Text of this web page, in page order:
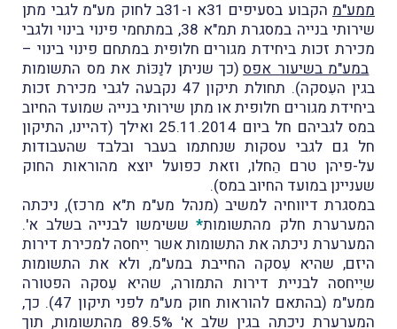
ממע"מ
הקבוע בסעיפים 31א ו-31ב לחוק מע"מ לגבי מתן
שירותי בנייה במסגרת תמ"א 38, במתחמי פינוי בינוי ולגבי
מכירת זכות ביחידת מגורים חלופית במתחם פינוי בינוי –
במע"מ בשיעור אפס(כך שניתן לנַכּוֹת את מס התשומות
בגין העִסקה). תחולת תיקון 47 נקבעה לגבי מכירת זכות
ביחידת מגורים חלופית או מתן שירותי בנייה שמועד החיוב
במס לגביהם חל ביום 25.11.2014 ואילך (דהיינו, התיקון
חל גם לגבי עסקות שנחתמו בעבר ובלבד שהעבודות
על-פיהן טרם הֵחלו, וזאת כפועל יוצא מהוראות החוק
שעניינן במועד החיוב במס).
במסגרת דיווחיה למשיב (מנהל מע"מ ת"א מרכז), ניכתה
המערערת חלק מהתשומות* ששימשו לבנייה בשלב א'.
המערערת ניכתה את התשומות אשר יִיחסה למכירת דירות
היזם, שהיא עִסקה החייבת במע"מ, ולא את התשומות
שיִיחסה לבניית דירות התמורה, שהיא עִסקה הפטורה
ממע"מ (בהתאם להוראות חוק מע"מ לפני תיקון 47). כך,
המערערת ניכתה בגין שלב א' 89.5% מהתשומות, תוך